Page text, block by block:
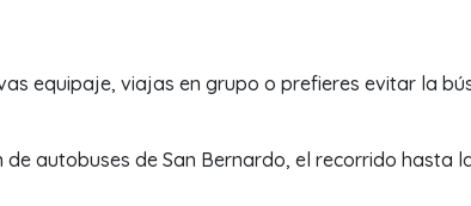
equipaje, viajas en grupo o prefieres evitar la
autobuses de San Bernardo, el recorrido hasta